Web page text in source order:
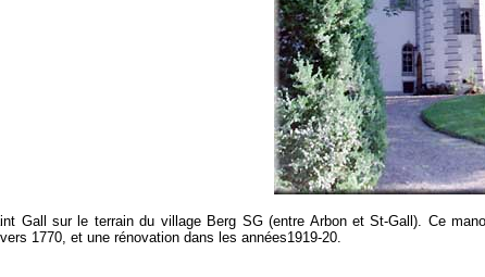
Gall sur le terrain du village Berg SG (entre Arbon et St-Gall). Ce
1770, et une rénovation dans les années1919-20.